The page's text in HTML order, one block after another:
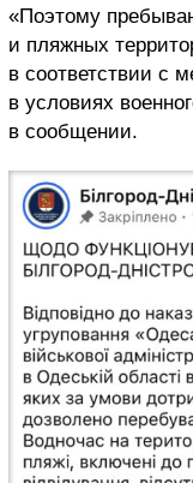
«Поэтому
и пляжных
в соответствии с
в условиях
в сообщении.